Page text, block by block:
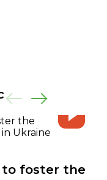
to foster the